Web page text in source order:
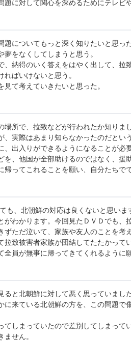
に対して関心を深めるためにテレビ
についてもっと深く知りたいと思った
をなくしてしまうと思う。
納得のいく答えをはやく出して、拉
ばいけないと思う。
て考えていきたいと思った。
所で、拉致などが行われたか知り
実際はあまり知らなかったのだとい
出入りができるようになることが必
、他国が全部助けるのではなく、
ってこれることを願い、自分たちで
、北朝鮮の対応は良くないと思い
わかります。今回見たＤＶＤでも
ただ泣いて、家族や友人のことを
致被害者家族が団結してたたかっ
員が無事に帰ってきてくれるように
と北朝鮮に対して悪く思っていました
来ている北朝鮮の方を、この問題
しまっていたので差別してしまって
せん。